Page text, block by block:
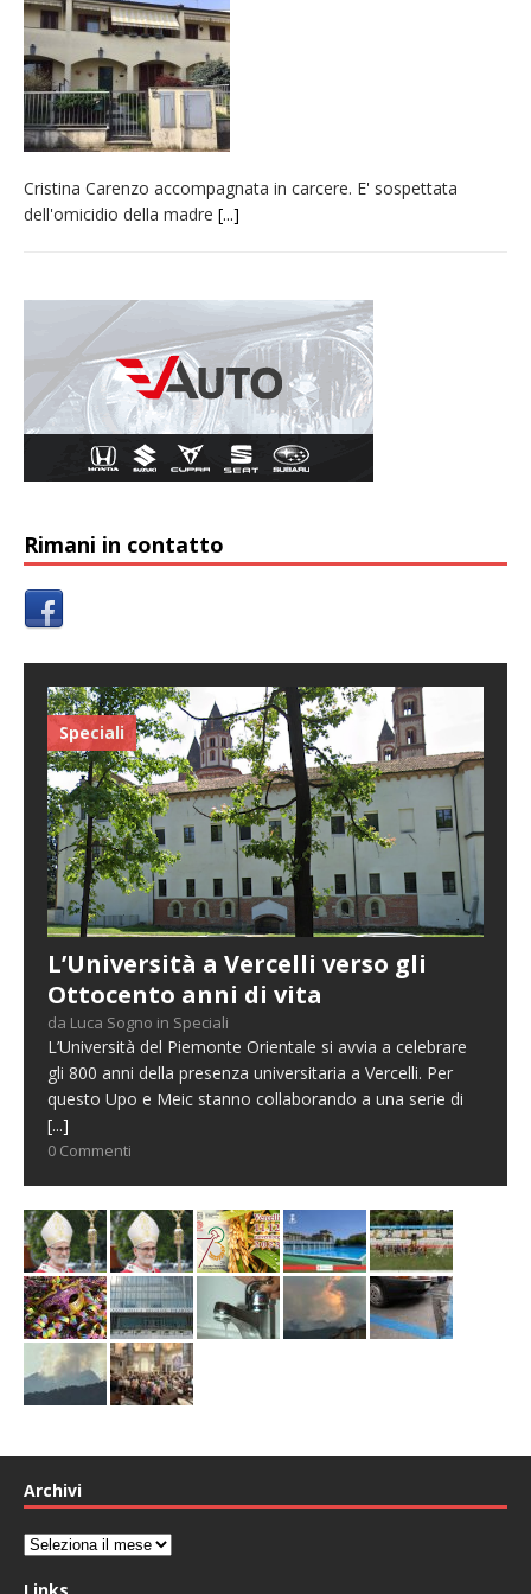
carnevale di Santhià. La soddisfazione della
Pro Loco
Il Piemonte ha avviato la richiesta di calamità
naturale per la siccità estrema e gli incendi
Crisi idrica: il Comune di Vercelli introduce
alcune limitazioni all’utilizzo dell’acqua
Dieci anni fa l’ingresso a Vercelli
Cristina Carenzo accompagnata in carcere. E' sospettata
dell'omicidio della madre [...]
Rimani in contatto
Speciali
L’Università a Vercelli verso gli
Ottocento anni di vita
da Luca Sogno in Speciali
L’Università del Piemonte Orientale si avvia a celebrare
gli 800 anni della presenza universitaria a Vercelli. Per
questo Upo e Meic stanno collaborando a una serie di
[...]
0 Commenti
Archivi
Archivi